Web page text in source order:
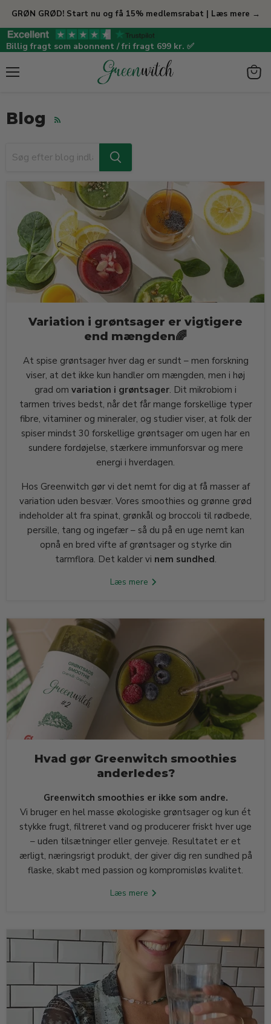
GRØN GRØD! Start nu og få 15% medlemsrabat | Læs mere →
Billig fragt som abonnent / fri fragt 699 kr. ✅
Blog
Variation i grøntsager er vigtigere
end mængden🌈
At spise grøntsager hver dag er sundt – men forskning
viser, at det ikke kun handler om mængden, men i høj
grad om variation i grøntsager. Dit mikrobiom i
tarmen trives bedst, når det får mange forskellige typer
fibre, vitaminer og mineraler, og studier viser, at folk der
spiser mindst 30 forskellige grøntsager om ugen har en
sundere fordøjelse, stærkere immunforsvar og mere
energi i hverdagen.
Hos Greenwitch gør vi det nemt for dig at få masser af
variation uden besvær. Vores smoothies og grønne grød
indeholder alt fra spinat, grønkål og broccoli til rødbede,
persille, tang og ingefær – så du på en uge nemt kan
opnå en bred vifte af grøntsager og styrke din
tarmflora. Det kalder vi nem sundhed.
Læs mere
Hvad gør Greenwitch smoothies
anderledes?
Greenwitch smoothies er ikke som andre.
Vi bruger en hel masse økologiske grøntsager og kun ét
stykke frugt, filtreret vand og producerer friskt hver uge
– uden tilsætninger eller genveje. Resultatet er et
ærligt, næringsrigt produkt, der giver dig ren sundhed på
flaske, skabt med passion og kompromisløs kvalitet.
Læs mere